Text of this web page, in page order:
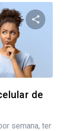
de
semana, ter